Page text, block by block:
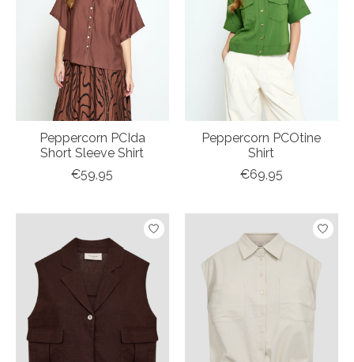
Peppercorn PCIda
Short Sleeve Shirt
€59,95
Peppercorn PCOtine
Shirt
€69,95